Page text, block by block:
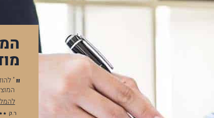
" להודות לך על סיום התיק וכמובן על התוצאה, אבל ללא
המוצלחת, לווי התיק נסך בי בטחון, כל…
להמלצה המלאה
ר.ק